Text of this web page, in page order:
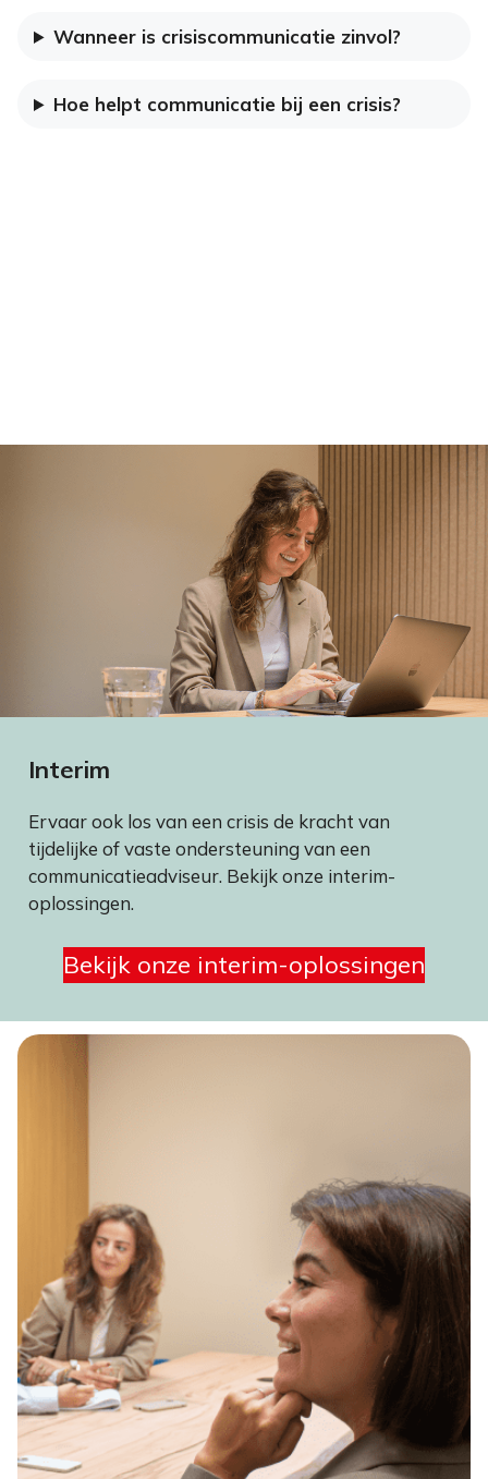
Wanneer is crisiscommunicatie zinvol?
Hoe helpt communicatie bij een crisis?
Interim
Ervaar ook los van een crisis de kracht van
tijdelijke of vaste ondersteuning van een
communicatieadviseur. Bekijk onze interim-
oplossingen.
Bekijk onze interim-oplossingen